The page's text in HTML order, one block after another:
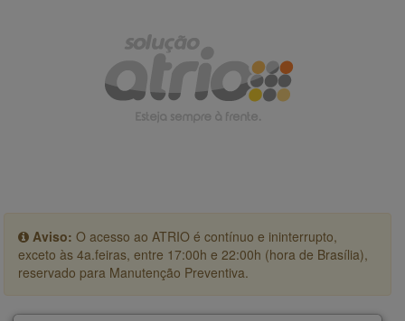
Aviso: O acesso ao ATRIO é contínuo e ininterrupto,
exceto às 4a.feiras, entre 17:00h e 22:00h (hora de Brasília),
reservado para Manutenção Preventiva.